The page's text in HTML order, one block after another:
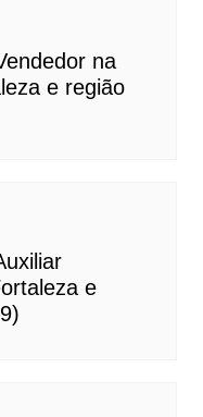
na
e região
e